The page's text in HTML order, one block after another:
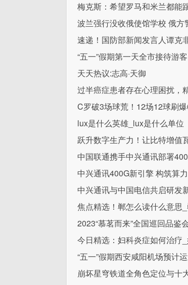
梅克斯：希望罗马和米兰都能
波兰强行没收俄使馆学校 俄方
速递！国防部新闻发言人谭克
“五一”假期第一天全市接待游
天天热议:志高·天御
过半癌症患者存在心理困扰，
C罗破3场球荒！12场12球刷
lux是什么英雄_lux是什么单位
跃升数字生产力！让比特增值
中国联通携手中兴通讯部署
中兴通讯400G新引擎 构筑算
中兴通讯与中国电信共启研发
焦点精选！郸怎么读什么意思
2023“慕茗而来”全国巡回品鉴
今日精选：妇科炎症如何治疗
“五一”假期西安咸阳机场预计
崩坏星穹铁道全角色定位与十